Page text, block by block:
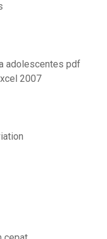
adolescentes pdf
2007